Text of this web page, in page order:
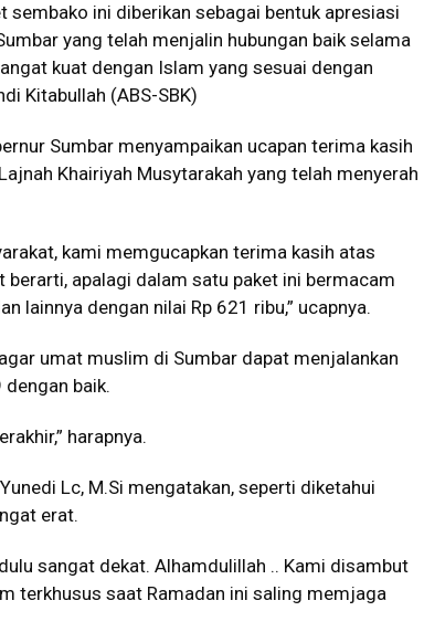
sembako ini diberikan sebagai bentuk apresiasi
yang telah menjalin hubungan baik selama
kuat dengan Islam yang sesuai dengan
Kitabullah (ABS-SBK)
Sumbar menyampaikan ucapan terima kasih
Khairiyah Musytarakah yang telah menyerah
kami memgucapkan terima kasih atas
berarti, apalagi dalam satu paket ini bermacam
lainnya dengan nilai Rp 621 ribu,” ucapnya.
umat muslim di Sumbar dapat menjalankan
baik.
harapnya.
Lc, M.Si mengatakan, seperti diketahui
erat.
sangat dekat. Alhamdulillah .. Kami disambut
terkhusus saat Ramadan ini saling memjaga